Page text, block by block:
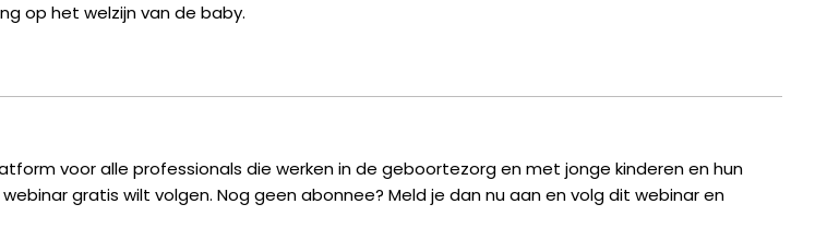
op het welzijn van de baby.
voor alle professionals die werken in de geboortezorg en met jonge kinderen en hun
gratis wilt volgen. Nog geen abonnee? Meld je dan nu aan en volg dit webinar en